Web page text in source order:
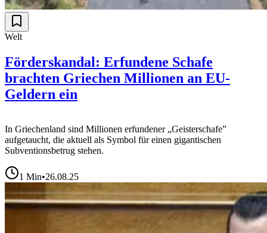
Welt
Förderskandal: Erfundene Schafe
brachten Griechen Millionen an EU-
Geldern ein
In Griechenland sind Millionen erfundener „Geisterschafe”
aufgetaucht, die aktuell als Symbol für einen gigantischen
Subventionsbetrug stehen.
1 Min•26.08.25